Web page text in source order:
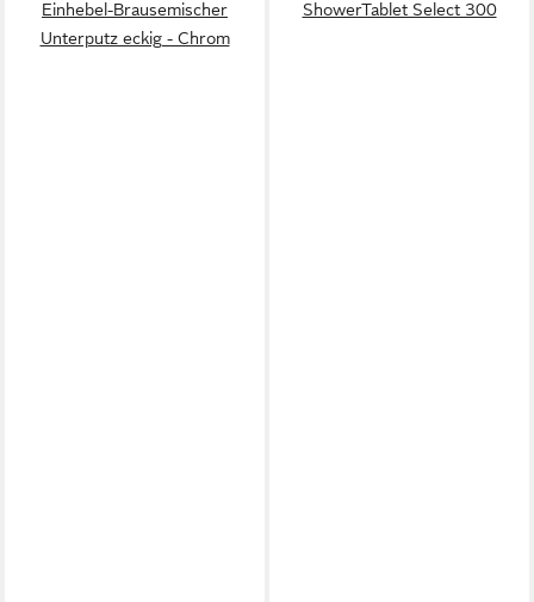
Einhebel-Brausemischer
Unterputz eckig - Chrom
ShowerTablet Select 300